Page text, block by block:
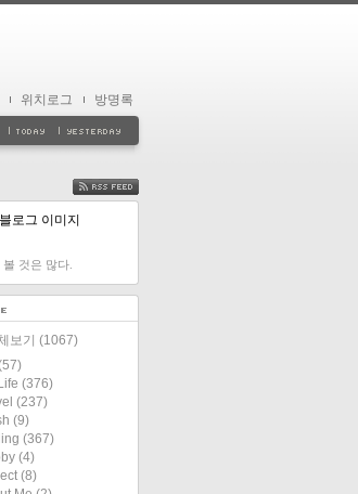
위치로그 방명록
FEED
것은 많다.
보기 (1067)
(376)
(237)
(9)
(367)
(4)
(8)